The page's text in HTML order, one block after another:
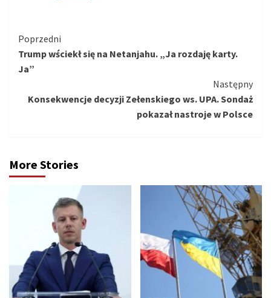
Kontynuuj
czytanie
Poprzedni
Trump wściekł się na Netanjahu. „Ja rozdaję karty.
Ja”
Następny
Konsekwencje decyzji Zełenskiego ws. UPA. Sondaż
pokazał nastroje w Polsce
More Stories